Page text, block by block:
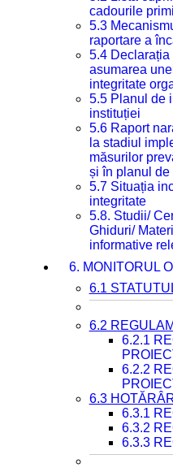
cadourile
5.3
raportare a
5.4 Declarația
asumarea
integritate
5.5 Planul de
instituției
5.6 Raport
la stadiul
măsurilor
și în planul de
5.7 Situația
integritate
5.8. Studii/
Ghiduri/
informative
6. MONITORUL
6.1
6.2
6.2.1
6.2.2
6.3
6.3.1
6.3.2
6.3.3